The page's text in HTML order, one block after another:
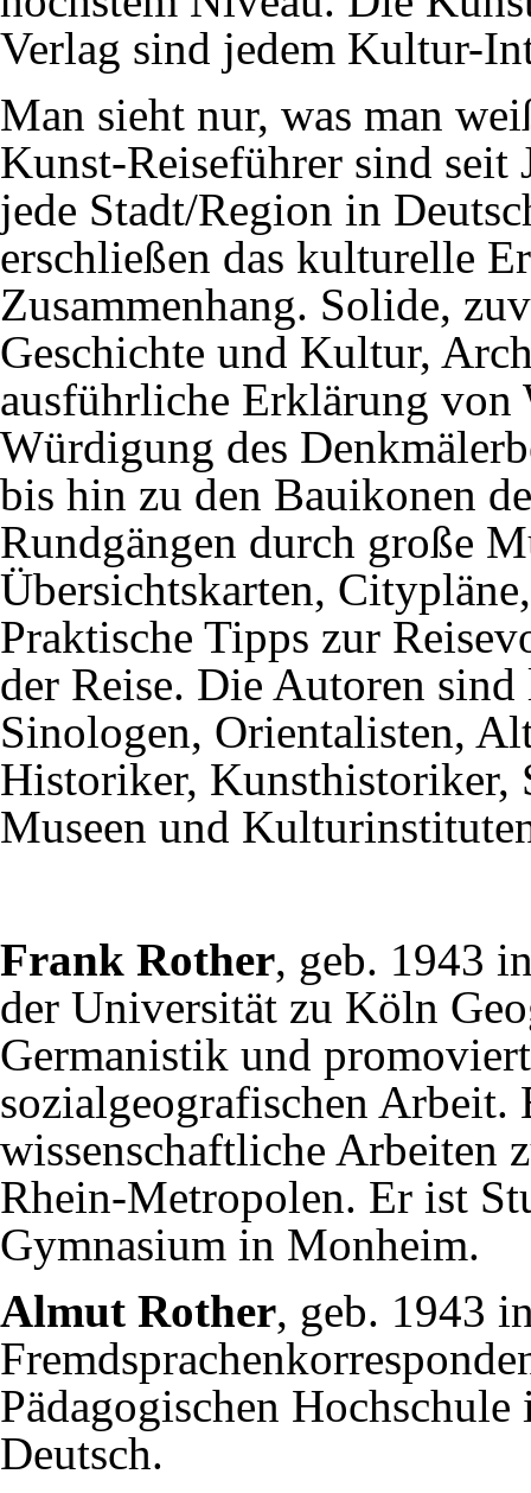
Verlag sind jedem Kultur-
Man sieht nur, was man
Kunst-Reiseführer sind seit
jede Stadt/Region in
erschließen das kulturelle
Zusammenhang. Solide,
Geschichte und Kultur,
ausführliche Erklärung von
Würdigung des
bis hin zu den Bauikonen
Rundgängen durch große
Übersichtskarten,
Praktische Tipps zur
der Reise. Die Autoren
Sinologen, Orientalisten,
Historiker, Kunsthistoriker,
Museen und
Frank Rother, geb. 1943
der Universität zu Köln
Germanistik und
sozialgeografischen
wissenschaftliche Arbeiten
Rhein-Metropolen. Er ist
Gymnasium in Monheim.
Almut Rother, geb. 1943
Pädagogischen
Deutsch.